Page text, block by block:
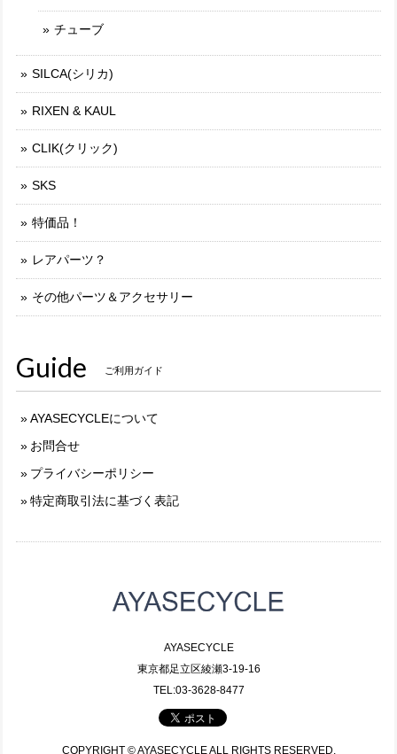
チューブ
SILCA(シリカ)
RIXEN & KAUL
CLIK(クリック)
SKS
特価品！
レアパーツ？
その他パーツ＆アクセサリー
Guide ご利用ガイド
AYASECYCLEについて
お問合せ
プライバシーポリシー
特定商取引法に基づく表記
AYASECYCLE
東京都足立区綾瀬3-19-16
TEL:03-3628-8477
COPYRIGHT © AYASECYCLE ALL RIGHTS RESERVED.